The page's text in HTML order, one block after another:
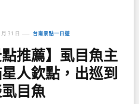
31 日 台南景點一日遊
點推薦】虱目魚主
人欽點，出巡到
目魚